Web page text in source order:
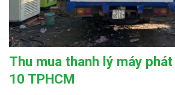
Thu mua thanh lý máy
10 TPHCM